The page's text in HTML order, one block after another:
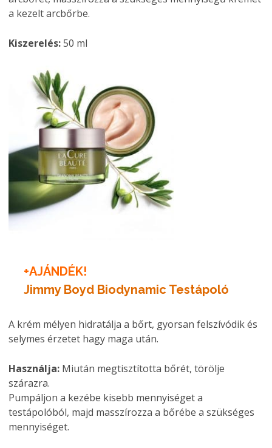
a kezelt arcbőrbe.
Kiszerelés:50 ml
+AJÁNDÉK!
Jimmy Boyd Biodynamic Testápoló
A krém mélyen hidratálja a bőrt, gyorsan felszívódik és
selymes érzetet hagy maga után.
Használja: Miután megtisztította bőrét, törölje
szárazra.
Pumpáljon a kezébe kisebb mennyiséget a
testápolóból, majd masszírozza a bőrébe a szükséges
mennyiséget.